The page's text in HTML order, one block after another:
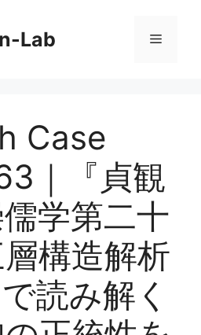
Lab メ
Case
｜『貞観
学第二十
構造解析
読み解く